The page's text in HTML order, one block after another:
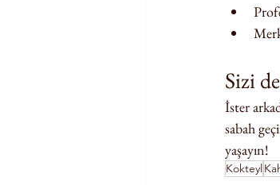
Sizi
İster
sabah
yaşayın!
Kokteyl